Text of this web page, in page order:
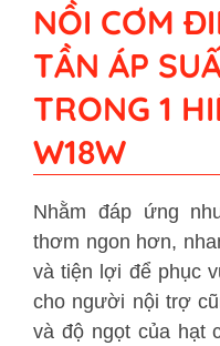
NỒI CƠM
TẦN ÁP
TRONG 1
W18W
Nhằm đáp ứng
thơm ngon hơn,
và tiện lợi để phục
cho người nội trợ
và độ ngọt của hạt